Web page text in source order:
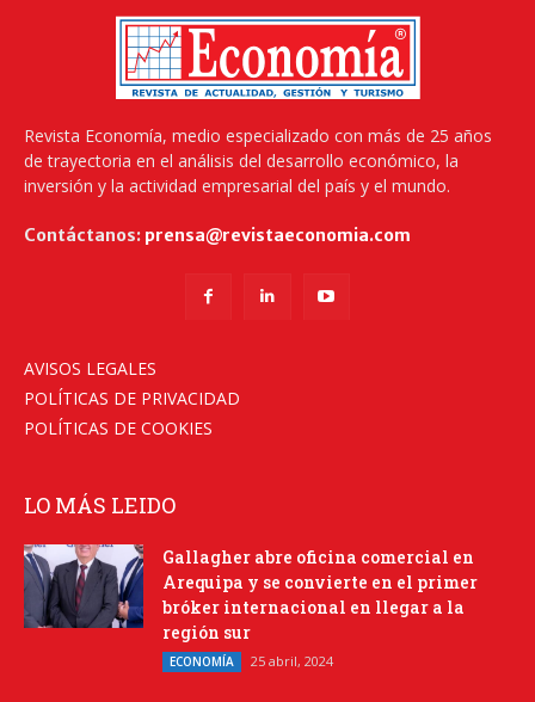
Revista Economía, medio especializado con más de 25 años
de trayectoria en el análisis del desarrollo económico, la
inversión y la actividad empresarial del país y el mundo.
Contáctanos: prensa@revistaeconomia.com
AVISOS LEGALES
POLÍTICAS DE PRIVACIDAD
POLÍTICAS DE COOKIES
LO MÁS LEIDO
Gallagher abre oficina comercial en
Arequipa y se convierte en el primer
bróker internacional en llegar a la
región sur
ECONOMÍA 25 abril, 2024